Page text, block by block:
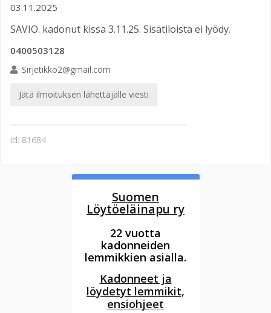
03.11.2025
SAVIO. kadonut kissa 3.11.25. Sisätiloista ei lyödy.
0400503128
Sirjetikko2@gmail.com
Jätä ilmoituksen lähettäjälle viesti
id: 81684
Suomen
Löytöeläinapu ry
22 vuotta
kadonneiden
lemmikkien asialla.
Kadonneet ja
löydetyt lemmikit,
ensiohjeet